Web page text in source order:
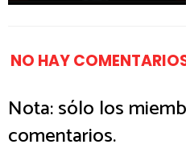
NO HAY
Nota: sólo los
comentarios.